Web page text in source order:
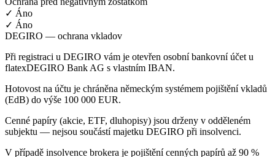
✓ Áno
✓ Áno
DEGIRO — ochrana vkladov
Při registraci u DEGIRO vám je otevřen osobní bankovní účet u
flatexDEGIRO Bank AG s vlastním IBAN.
Hotovost na účtu je chráněna německým systémem pojištění vkladů
(EdB) do výše 100 000 EUR.
Cenné papíry (akcie, ETF, dluhopisy) jsou drženy v odděleném
subjektu — nejsou součástí majetku DEGIRO při insolvenci.
V případě insolvence brokera je pojištění cenných papírů až 90 %